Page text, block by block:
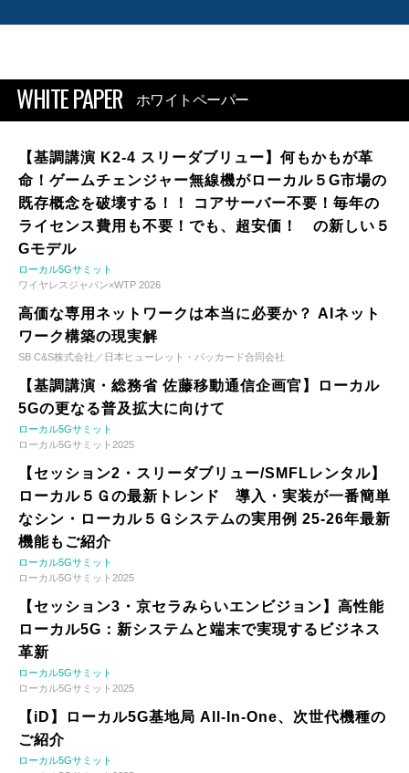
WHITE PAPER ホワイトペーパー
【基調講演 K2-4 スリーダブリュー】何もかもが革
命！ゲームチェンジャー無線機がローカル５G市場の
既存概念を破壊する！！ コアサーバー不要！毎年の
ライセンス費用も不要！でも、超安価！ の新しい５
Gモデル
ローカル5Gサミット
ワイヤレスジャパン×WTP 2026
高価な専用ネットワークは本当に必要か？ AIネット
ワーク構築の現実解
SB C&S株式会社／日本ヒューレット・パッカード合同会社
【基調講演・総務省 佐藤移動通信企画官】ローカル
5Gの更なる普及拡大に向けて
ローカル5Gサミット
ローカル5Gサミット2025
【セッション2・スリーダブリュー/SMFLレンタル】
ローカル５Ｇの最新トレンド 導入・実装が一番簡単
なシン・ローカル５Ｇシステムの実用例 25-26年最新
機能もご紹介
ローカル5Gサミット
ローカル5Gサミット2025
【セッション3・京セラみらいエンビジョン】高性能
ローカル5G：新システムと端末で実現するビジネス
革新
ローカル5Gサミット
ローカル5Gサミット2025
【iD】ローカル5G基地局 All-In-One、次世代機種の
ご紹介
ローカル5Gサミット